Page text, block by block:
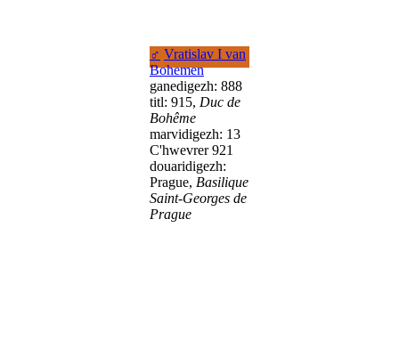
♂ Vratislav I van
Bohemen
ganedigezh: 888
titl: 915, Duc de
Bohême
marvidigezh: 13
C'hwevrer 921
douaridigezh:
Prague, Basilique
Saint-Georges de
Prague